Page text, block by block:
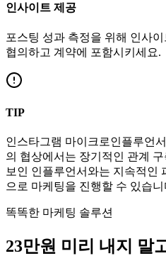
인사이트 제공
포스팅 성과 측정을 위해 인사
협의하고 계약에 포함시키세요.
TIP
인스타그램 마이크로인플루언서
의 협상에서는 장기적인 관계
보인 인플루언서와는 지속적인
으로 마케팅을 진행할 수 있습니
똑똑한 마케팅 솔루션
23만원 미리 내지 말